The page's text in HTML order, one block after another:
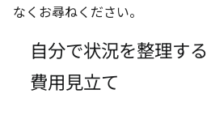
なくお尋ねください。
自分で状況を整理す
費用見立て